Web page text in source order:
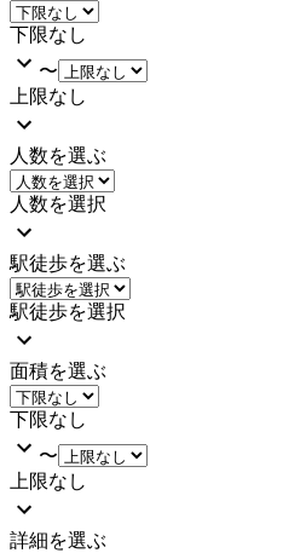
下限なし
〜
上限なし
人数を選ぶ
人数を選択
駅徒歩を選ぶ
駅徒歩を選択
面積を選ぶ
下限なし
〜
上限なし
詳細を選ぶ